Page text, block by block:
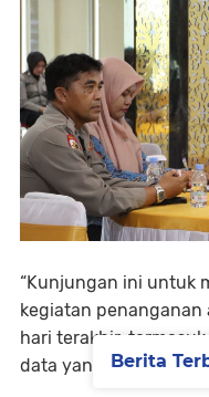
“Kunjungan ini untuk
kegiatan penanganan
hari terakhir,
data yang sudah kami
Berita